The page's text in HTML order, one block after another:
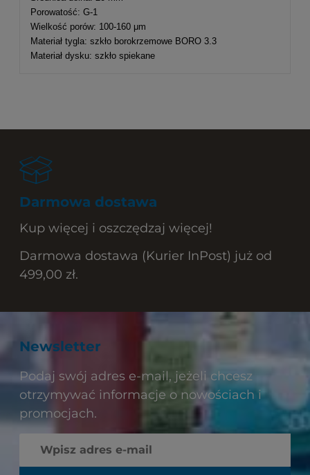
Porowatość: G-1
Wielkość porów: 100-160 μm
Materiał tygla: szkło borokrzemowe BORO 3.3
Materiał dysku: szkło spiekane
Darmowa dostawa
Kup więcej i oszczędzaj więcej!
Darmowa dostawa (Kurier InPost) już od
499,00 zł.
Newsletter
Podaj swój adres e-mail, jeżeli chcesz
otrzymywać informacje o nowościach i
promocjach.